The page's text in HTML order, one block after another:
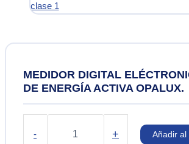
MEDIDOR DIGITAL
DE ENERGÍA ACTIVA OPALUX.
- + Añadir al